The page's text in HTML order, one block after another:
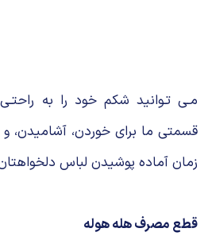
قسمتی ما برای خوردن، آشامیدن،
زمان آماده پوشیدن لباس
قطع مصرف هله هوله